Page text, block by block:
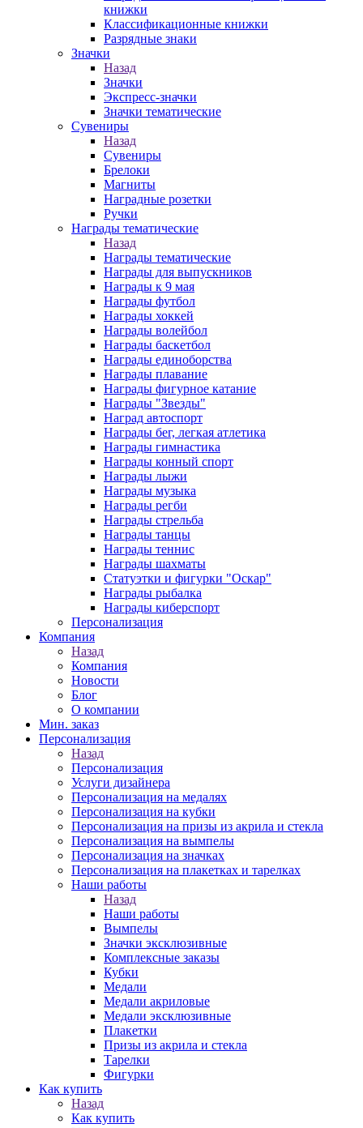
книжки
Классификационные книжки
Разрядные знаки
Значки
Назад
Значки
Экспресс-значки
Значки тематические
Сувениры
Назад
Сувениры
Брелоки
Магниты
Наградные розетки
Ручки
Награды тематические
Назад
Награды тематические
Награды для выпускников
Награды к 9 мая
Награды футбол
Награды хоккей
Награды волейбол
Награды баскетбол
Награды единоборства
Награды плавание
Награды фигурное катание
Награды "Звезды"
Наград автоспорт
Награды бег, легкая атлетика
Награды гимнастика
Награды конный спорт
Награды лыжи
Награды музыка
Награды регби
Награды стрельба
Награды танцы
Награды теннис
Награды шахматы
Статуэтки и фигурки "Оскар"
Награды рыбалка
Награды киберспорт
Персонализация
Компания
Назад
Компания
Новости
Блог
О компании
Мин. заказ
Персонализация
Назад
Персонализация
Услуги дизайнера
Персонализация на медалях
Персонализация на кубки
Персонализация на призы из акрила и стекла
Персонализация на вымпелы
Персонализация на значках
Персонализация на плакетках и тарелках
Наши работы
Назад
Наши работы
Вымпелы
Значки эксклюзивные
Комплексные заказы
Кубки
Медали
Медали акриловые
Медали эксклюзивные
Плакетки
Призы из акрила и стекла
Тарелки
Фигурки
Как купить
Назад
Как купить